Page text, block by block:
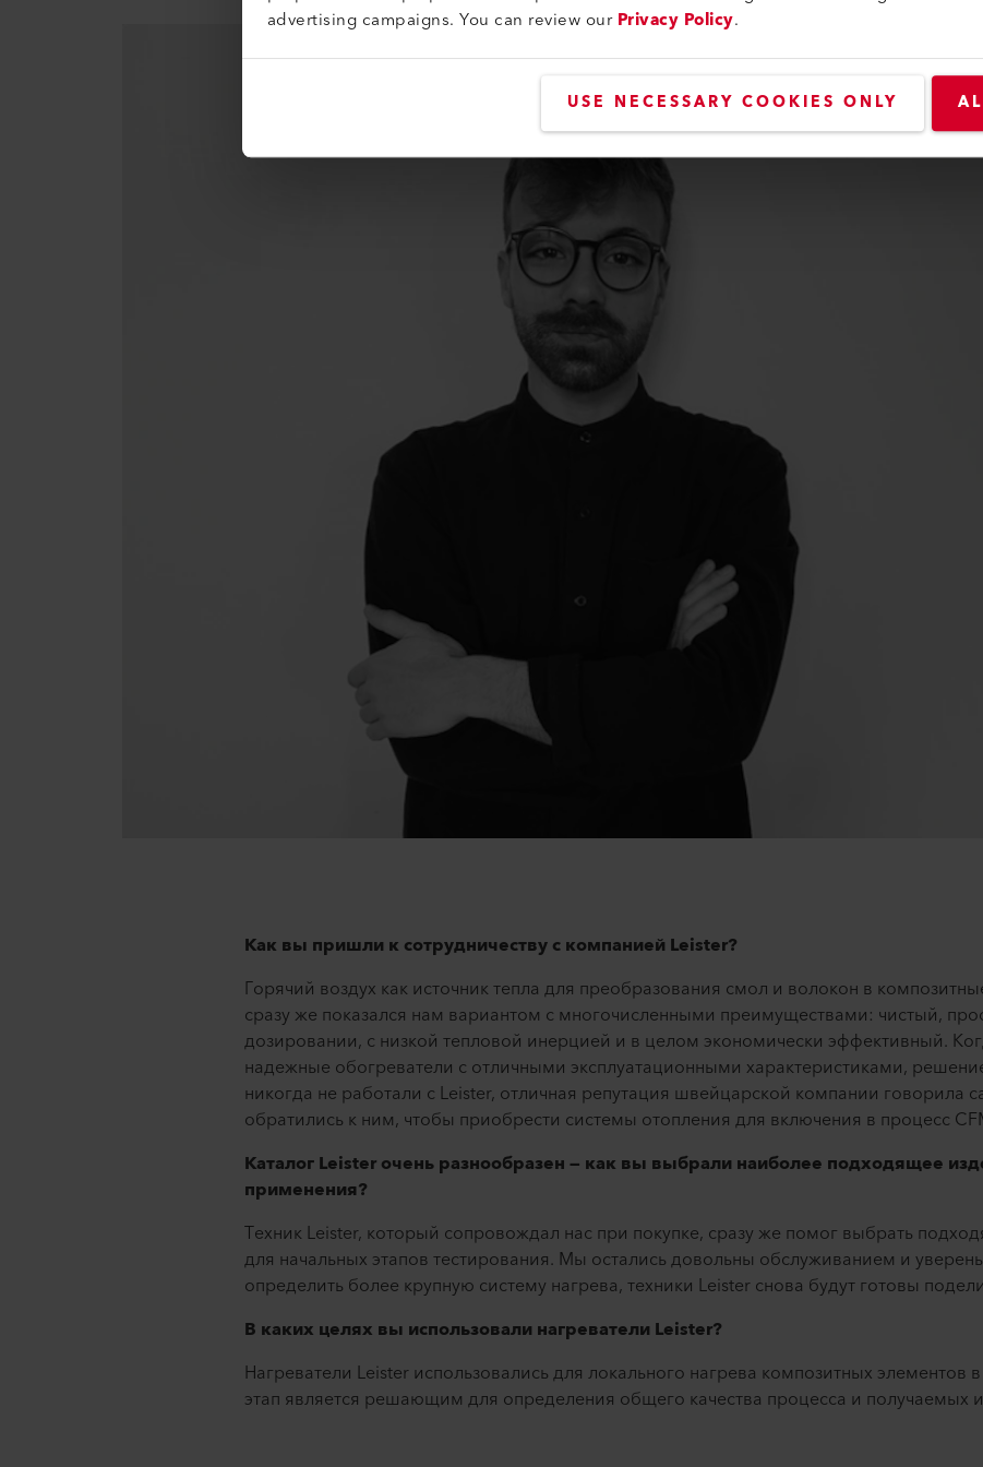
advertising campaigns. You can review ourPrivacy Policy.
USE NECESSARY COOKIES ONLY
Как вы пришли к сотрудничеству с компанией Leister?
Горячий воздух как источник тепла для преобразования смол и волокон в
сразу же показался нам вариантом с многочисленными преимуществами: чистый,
дозировании, с низкой тепловой инерцией и в целом экономически эффективный.
надежные обогреватели с отличными эксплуатационными характеристиками,
никогда не работали с Leister, отличная репутация швейцарской компании говорила
обратились к ним, чтобы приобрести системы отопления для включения в процесс
Каталог Leister очень разнообразен — как вы выбрали наиболее подходящее
применения?
Техник Leister, который сопровождал нас при покупке, сразу же помог выбрать
для начальных этапов тестирования. Мы остались довольны обслуживанием и
определить более крупную систему нагрева, техники Leister снова будут готовы
В каких целях вы использовали нагреватели Leister?
Нагреватели Leister использовались для локального нагрева композитных элементов
этап является решающим для определения общего качества процесса и получаемых